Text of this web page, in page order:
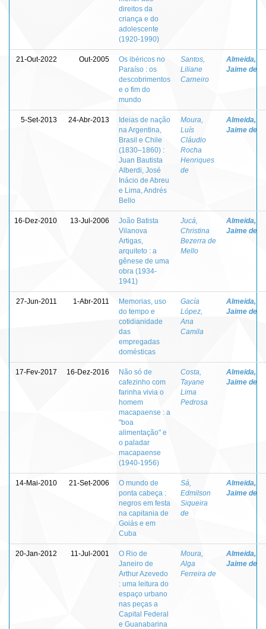
direitos da
criança e do
adolescente
(1920-1990)
21-Out-2022 Out-2005
Os ibéricos no
Paraíso : os
descobrimentos
e o fim do
mundo
Santos,
Liliane
Carneiro
Almeida,
Jaime de
5-Set-2013 24-Abr-2013
Ideias de nação
na Argentina,
Brasil e Chile
(1830–1860) :
Juan Bautista
Alberdi, José
Inácio de Abreu
e Lima, Andrés
Bello
Moura,
Luís
Cláudio
Rocha
Henriques
de
Almeida,
Jaime de
16-Dez-2010 13-Jul-2006
João Batista
Vilanova
Artigas,
arquiteto : a
gênese de uma
obra (1934-
1941)
Jucá,
Christina
Bezerra de
Mello
Almeida,
Jaime de
27-Jun-2011 1-Abr-2011
Memorias, uso
do tempo e
cotidianidade
das
empregadas
domésticas
Gacía
López,
Ana
Camila
Almeida,
Jaime de
17-Fev-2017 16-Dez-2016
Não só de
cafezinho com
farinha vivia o
homem
macapaense : a
"boa
alimentação" e
o paladar
macapaense
(1940-1956)
Costa,
Tayane
Lima
Pedrosa
Almeida,
Jaime de
14-Mai-2010 21-Set-2006
O mundo de
ponta cabeça :
negros em festa
na capitania de
Goiás e em
Cuba
Sá,
Edmilson
Siqueira
de
Almeida,
Jaime de
20-Jan-2012 11-Jul-2001
O Rio de
Janeiro de
Arthur Azevedo
: uma leitura do
espaço urbano
nas peças a
Capital Federal
e Guanabarina
Moura,
Alga
Ferreira de
Almeida,
Jaime de